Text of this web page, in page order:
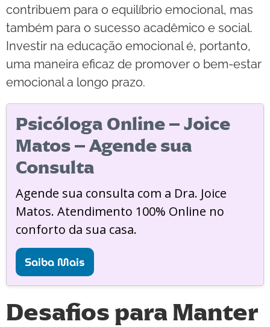
contribuem para o equilíbrio emocional, mas
também para o sucesso acadêmico e social.
Investir na educação emocional é, portanto,
uma maneira eficaz de promover o bem-estar
emocional a longo prazo.
Psicóloga Online – Joice
Matos – Agende sua
Consulta
Agende sua consulta com a Dra. Joice
Matos. Atendimento 100% Online no
conforto da sua casa.
Saiba Mais
Desafios para Manter